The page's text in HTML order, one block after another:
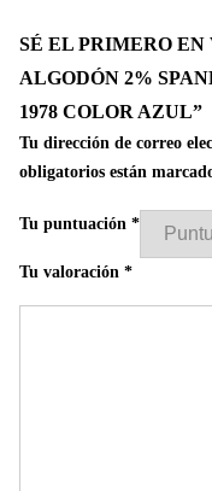
SÉ EL PRIMERO
ALGODÓN 2%
1978 COLOR AZUL”
Tu dirección de correo
obligatorios están
Tu puntuación *
Tu valoración *